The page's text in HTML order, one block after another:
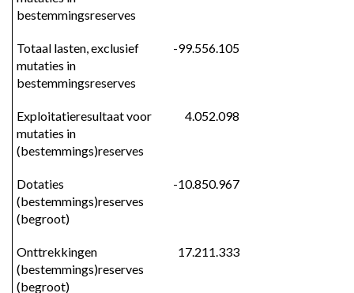
bestemmingsreserves
Totaal lasten, exclusief
mutaties in
bestemmingsreserves
-99.556.105
Exploitatieresultaat voor
mutaties in
(bestemmings)reserves
4.052.098
Dotaties
(bestemmings)reserves
(begroot)
-10.850.967
Onttrekkingen
(bestemmings)reserves
(begroot)
17.211.333